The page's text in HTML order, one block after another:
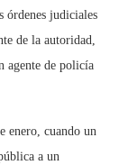
órdenes judiciales
de la autoridad,
agente de policía
enero, cuando un
a un